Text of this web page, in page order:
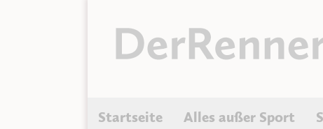
Startseite Alles außer Sport